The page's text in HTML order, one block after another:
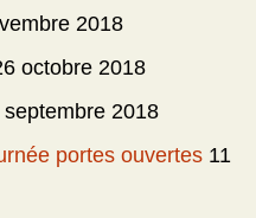
2018
octobre 2018
septembre 2018
portes ouvertes 11